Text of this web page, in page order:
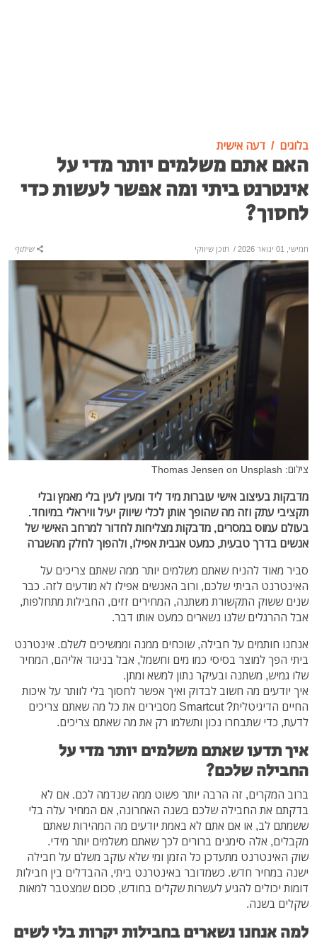
בלוגים דעה אישית
האם אתם משלמים יותר מדי על
אינטרנט ביתי ומה אפשר לעשות כדי
לחסוך?
חמישי, 01 ינואר 2026 / תוכן שיווקי שיתוף
צילום: Thomas Jensen on Unsplash
מדבקות בעיצוב אישי עוברות מיד ליד ומעין לעין בלי מאמץ ובלי
תקציבי עתק וזה מה שהופך אותן לכלי שיווק יעיל וויראלי במיוחד.
בעולם עמוס במסרים, מדבקות מצליחות לחדור למרחב האישי של
אנשים בדרך טבעית, כמעט אגבית אפילו, ולהפוך לחלק מהשגרה
סביר מאוד להניח שאתם משלמים יותר ממה שאתם צריכים על
האינטרנט הביתי שלכם, ורוב האנשים אפילו לא מודעים לזה. כבר
שנים ששוק התקשורת משתנה, המחירים זזים, החבילות מתחלפות,
אבל ההרגלים שלנו נשארים כמעט אותו דבר.
אנחנו חותמים על חבילה, שוכחים ממנה וממשיכים לשלם. אינטרנט
ביתי הפך למוצר בסיסי כמו מים וחשמל, אבל בניגוד אליהם, המחיר
שלו גמיש, משתנה ובעיקר נתון למשא ומתן.
איך יודעים מה חשוב לבדוק ואיך אפשר לחסוך בלי לוותר על איכות
החיים הדיגיטלית? Smartcut מסבירים את כל מה שאתם צריכים
לדעת, כדי שתבחרו נכון ותשלמו רק את מה שאתם צריכים.
איך תדעו שאתם משלמים יותר מדי על
החבילה שלכם?
ברוב המקרים, זה הרבה יותר פשוט ממה שנדמה לכם. אם לא
בדקתם את החבילה שלכם בשנה האחרונה, אם המחיר עלה בלי
ששמתם לב, או אם אתם לא באמת יודעים מה המהירות שאתם
מקבלים, אלה סימנים ברורים לכך שאתם משלמים יותר מידי.
שוק האינטרנט מתעדכן כל הזמן ומי שלא עוקב משלם על חבילה
ישנה במחיר חדש. כשמדובר באינטרנט ביתי, ההבדלים בין חבילות
דומות יכולים להגיע לעשרות שקלים בחודש, סכום שמצטבר למאות
שקלים בשנה.
למה אנחנו נשארים בחבילות יקרות בלי לשים